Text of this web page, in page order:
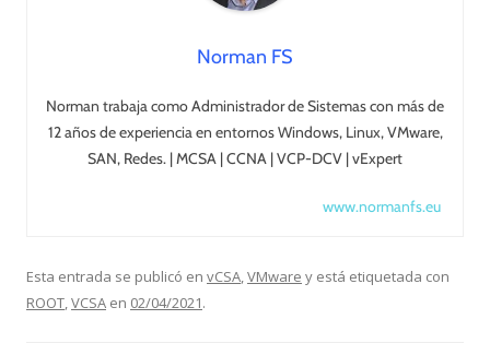
Norman FS
Norman trabaja como Administrador de Sistemas con más de
12 años de experiencia en entornos Windows, Linux, VMware,
SAN, Redes. | MCSA | CCNA | VCP-DCV | vExpert
www.normanfs.eu
Esta entrada se publicó en vCSA,VMware y está etiquetada con
ROOT,VCSA en 02/04/2021.